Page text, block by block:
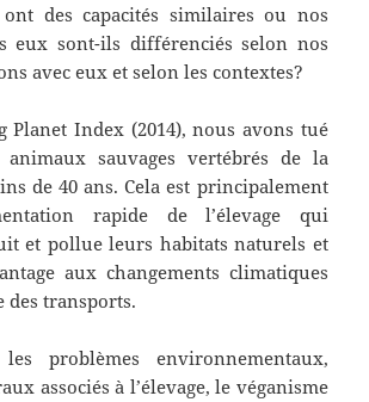
des capacités similaires ou nos
eux sont-ils différenciés selon nos
avec eux et selon les contextes?
Planet Index (2014), nous avons tué
sauvages vertébrés de la
de 40 ans. Cela est principalement
rapide de l’élevage qui
et pollue leurs habitats naturels et
aux changements climatiques
des transports.
problèmes environnementaux,
associés à l’élevage, le véganisme